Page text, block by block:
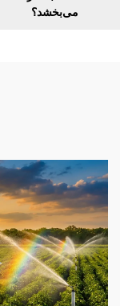
می‌بخشد؟